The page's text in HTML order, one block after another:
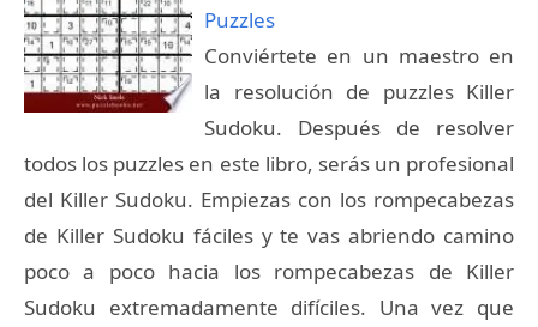
Puzzles
Conviértete en un maestro en
la resolución de puzzles Killer
Sudoku. Después de resolver
todos los puzzles en este libro, serás un profesional
del Killer Sudoku. Empiezas con los rompecabezas
de Killer Sudoku fáciles y te vas abriendo camino
poco a poco hacia los rompecabezas de Killer
Sudoku extremadamente difíciles. Una vez que